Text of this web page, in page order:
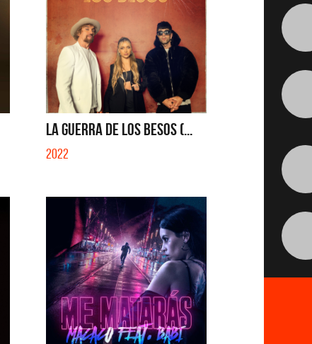
LA GUERRA DE LOS BESOS (...
2022